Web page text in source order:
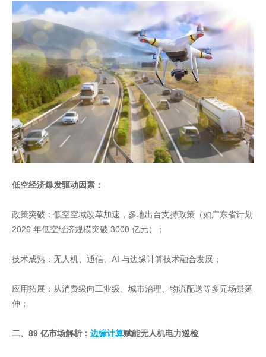
低空经济爆发驱动因素：
政策突破：低空空域改革加速，多地出台支持政策（如广东省计划
2026 年低空经济规模突破 3000 亿元）；
技术成熟：无人机、通信、AI 与边缘计算技术融合发展；
应用拓展：从消费级向工业级、城市治理、物流配送等多元场景延
伸；
二、89 亿市场解析： 边缘计算赋能无人机电力巡检